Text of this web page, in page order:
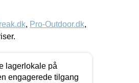
, Pro-Outdoor.dk,
lagerlokale på
engagerede tilgang